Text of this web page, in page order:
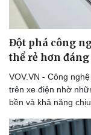
Đột phá công
thể rẻ hơn
VOV.VN - Công
trên xe điện nhờ
bền và khả năng